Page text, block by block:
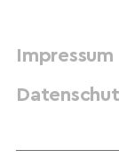
Impressum